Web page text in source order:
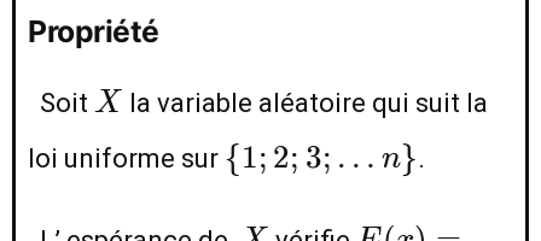
Propriété
Soit X
X la variable aléatoire qui suit la
loi uniforme sur \
{1;2;3;
…n\}
{1; 2; 3; … n}.
X